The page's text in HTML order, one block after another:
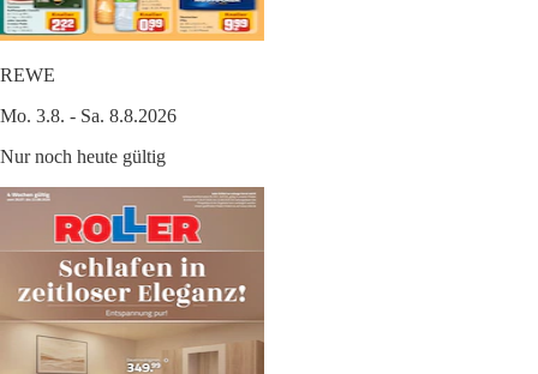
REWE
Mo. 3.8. - Sa. 8.8.2026
Nur noch heute gültig